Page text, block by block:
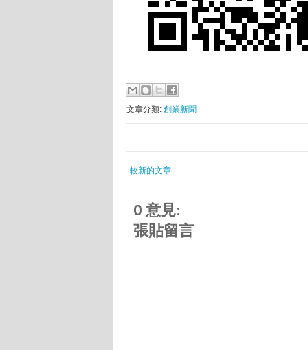
文章分類: 創業新聞
較新的文章
0 意見:
張貼留言